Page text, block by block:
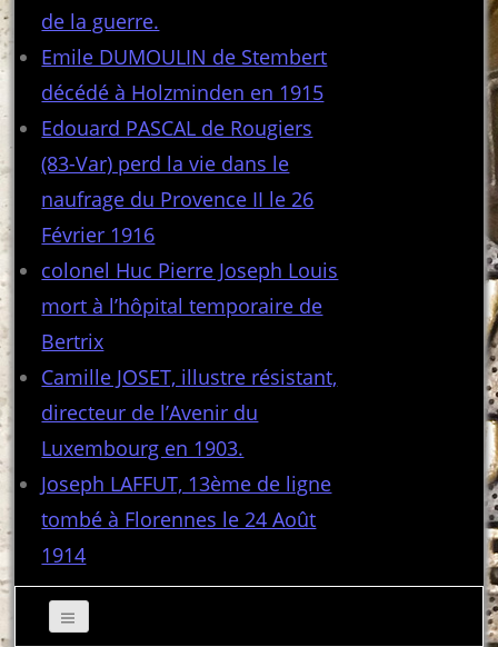
de la guerre.
Emile DUMOULIN de Stembert
décédé à Holzminden en 1915
Edouard PASCAL de Rougiers
(83-Var) perd la vie dans le
naufrage du Provence II le 26
Février 1916
colonel Huc Pierre Joseph Louis
mort à l’hôpital temporaire de
Bertrix
Camille JOSET, illustre résistant,
directeur de l’Avenir du
Luxembourg en 1903.
Joseph LAFFUT, 13ème de ligne
tombé à Florennes le 24 Août
1914